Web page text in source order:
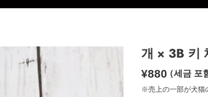
개 × 3B 키
정
가
¥880（세금 포
※売上の一部が犬猫